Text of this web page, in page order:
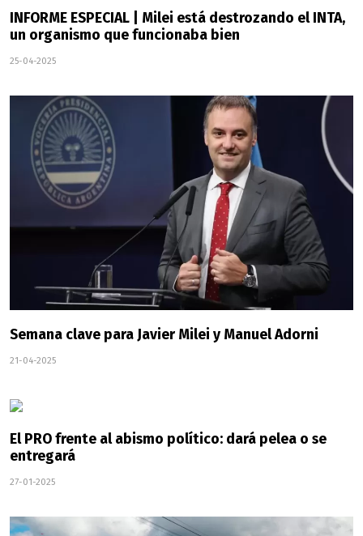
INFORME ESPECIAL | Milei está destrozando el INTA,
un organismo que funcionaba bien
25-04-2025
Semana clave para Javier Milei y Manuel Adorni
21-04-2025
El PRO frente al abismo político: dará pelea o se
entregará
27-01-2025